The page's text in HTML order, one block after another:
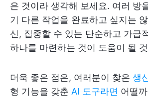
은 것이라 생각해 보세요. 여러 방
기 다른 작업을 완료하고 싶지는
신, 집중할 수 있는 단순하고 가급
하나를 마련하는 것이 도움이 될
더욱 좋은 점은, 여러분이 찾은 생
형 기능을 갖춘 AI 도구라면 어떨